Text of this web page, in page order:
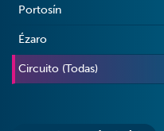
Portosín
Ézaro
Circuito (Todas)